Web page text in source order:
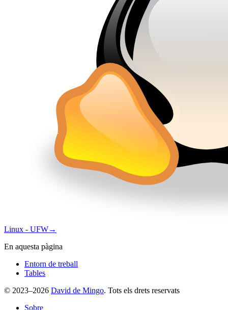
Linux - UFW→
En aquesta pàgina
Entorn de treball
Tables
© 2023–2026 David de Mingo. Tots els drets reservats
Sobre